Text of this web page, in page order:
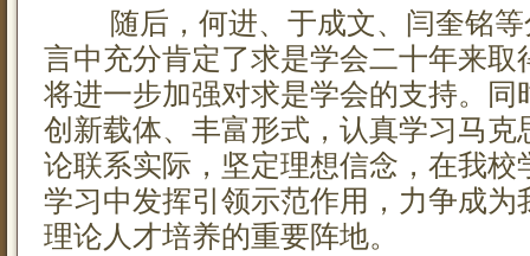
随后，何进、于成文、闫奎铭等
言中充分肯定了求是学会二十年来
将进一步加强对求是学会的支持。
创新载体、丰富形式，认真学习马
论联系实际，坚定理想信念，在我
学习中发挥引领示范作用，力争成
理论人才培养的重要阵地。